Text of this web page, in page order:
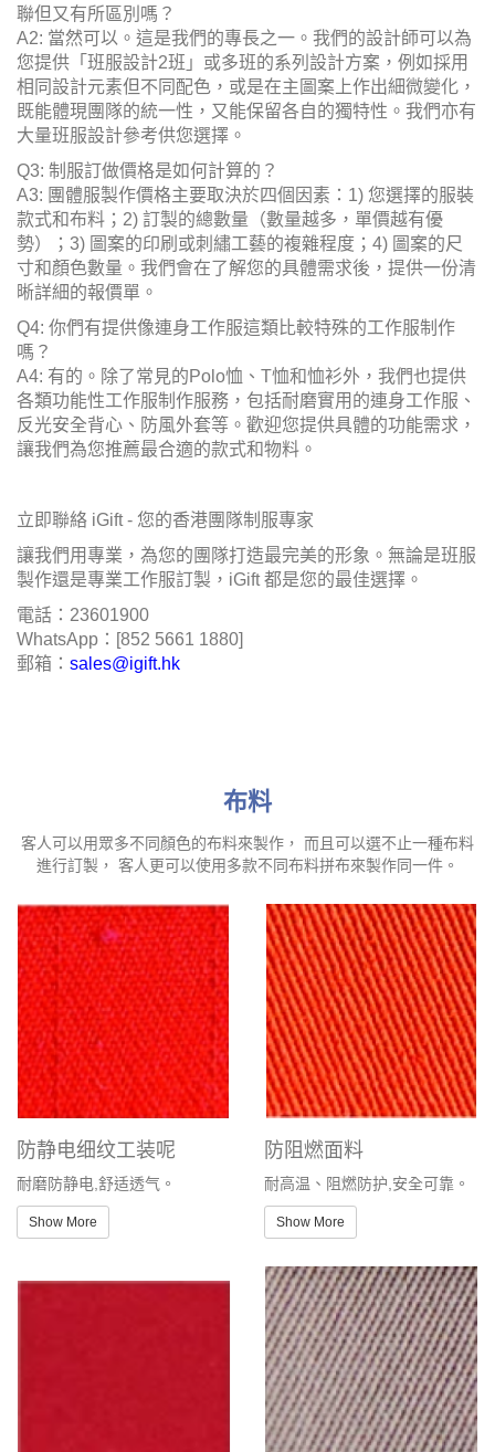
聯但又有所區別嗎？
A2: 當然可以。這是我們的專長之一。我們的設計師可以為
您提供「班服設計2班」或多班的系列設計方案，例如採用
相同設計元素但不同配色，或是在主圖案上作出細微變化，
既能體現團隊的統一性，又能保留各自的獨特性。我們亦有
大量班服設計參考供您選擇。
Q3: 制服訂做價格是如何計算的？
A3: 團體服製作價格主要取決於四個因素：1) 您選擇的服裝
款式和布料；2) 訂製的總數量（數量越多，單價越有優
勢）；3) 圖案的印刷或刺繡工藝的複雜程度；4) 圖案的尺
寸和顏色數量。我們會在了解您的具體需求後，提供一份清
晰詳細的報價單。
Q4: 你們有提供像連身工作服這類比較特殊的工作服制作
嗎？
A4: 有的。除了常見的Polo恤、T恤和恤衫外，我們也提供
各類功能性工作服制作服務，包括耐磨實用的連身工作服、
反光安全背心、防風外套等。歡迎您提供具體的功能需求，
讓我們為您推薦最合適的款式和物料。
立即聯絡 iGift - 您的香港團隊制服專家
讓我們用專業，為您的團隊打造最完美的形象。無論是班服
製作還是專業工作服訂製，iGift 都是您的最佳選擇。
電話：23601900
WhatsApp：[852 5661 1880]
郵箱： sales@igift.hk
布料
客人可以用眾多不同顏色的布料來製作， 而且可以選不止一種布料
進行訂製， 客人更可以使用多款不同布料拼布來製作同一件。
防静电细纹工装呢
耐磨防静电,舒适透气。
Show More
防阻燃面料
耐高温、阻燃防护,安全可靠。
Show More